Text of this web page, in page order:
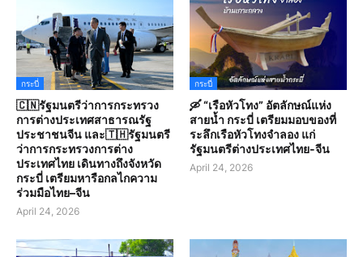
กระบี่
🇨🇳รัฐมนตรีว่าการกระทรวง
การต่างประเทศสาธารณรัฐ
ประชาชนจีน และ🇹🇭รัฐมนตรี
ว่าการกระทรวงการต่าง
ประเทศไทย เดินทางถึงจังหวัด
กระบี่ เตรียมหารือกลไกความ
ร่วมมือไทย–จีน
April 24, 2026
กระบี่
🛶 “เรือหัวโทง” อัตลักษณ์แห่ง
สายน้ำ กระบี่ เตรียมมอบของที่
ระลึกเรือหัวโทงจำลอง แก่
รัฐมนตรีต่างประเทศไทย-จีน
April 24, 2026